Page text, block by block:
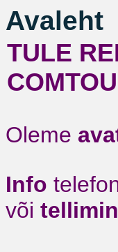
Avaleht
TULE
Oleme
Info
või